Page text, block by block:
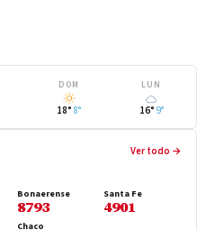
DOM
18° 8°
LUN
16° 9°
Ver todo →
Bonaerense
8793
Santa Fe
4901
Chaco